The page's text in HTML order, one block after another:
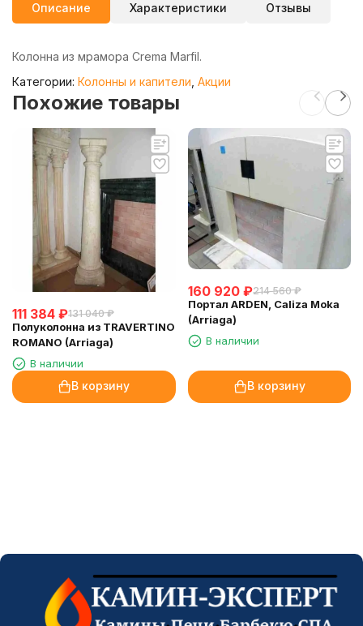
Описание Характеристики Отзывы
Колонна из мрамора Crema Marfil.
Категории: Колонны и капители Акции
Похожие товары
111 384 ₽131 040 ₽
Полуколонна из TRAVERTINO
ROMANO (Arriaga)
В наличии
В корзину
160 920 ₽214 560 ₽
Портал ARDEN, Caliza Moka
(Arriaga)
В наличии
В корзину